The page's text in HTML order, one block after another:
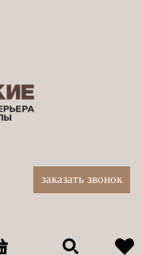
заказать звонок